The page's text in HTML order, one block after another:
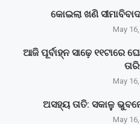
କୋଇଲା ଖଣି
May
ଆଜି ପୂର୍ବାହ୍ନ ସାଢ଼େ ୧୧ଟାରେ
May
ଅସହ୍ୟ ତାତି: ସକାଳୁ
May